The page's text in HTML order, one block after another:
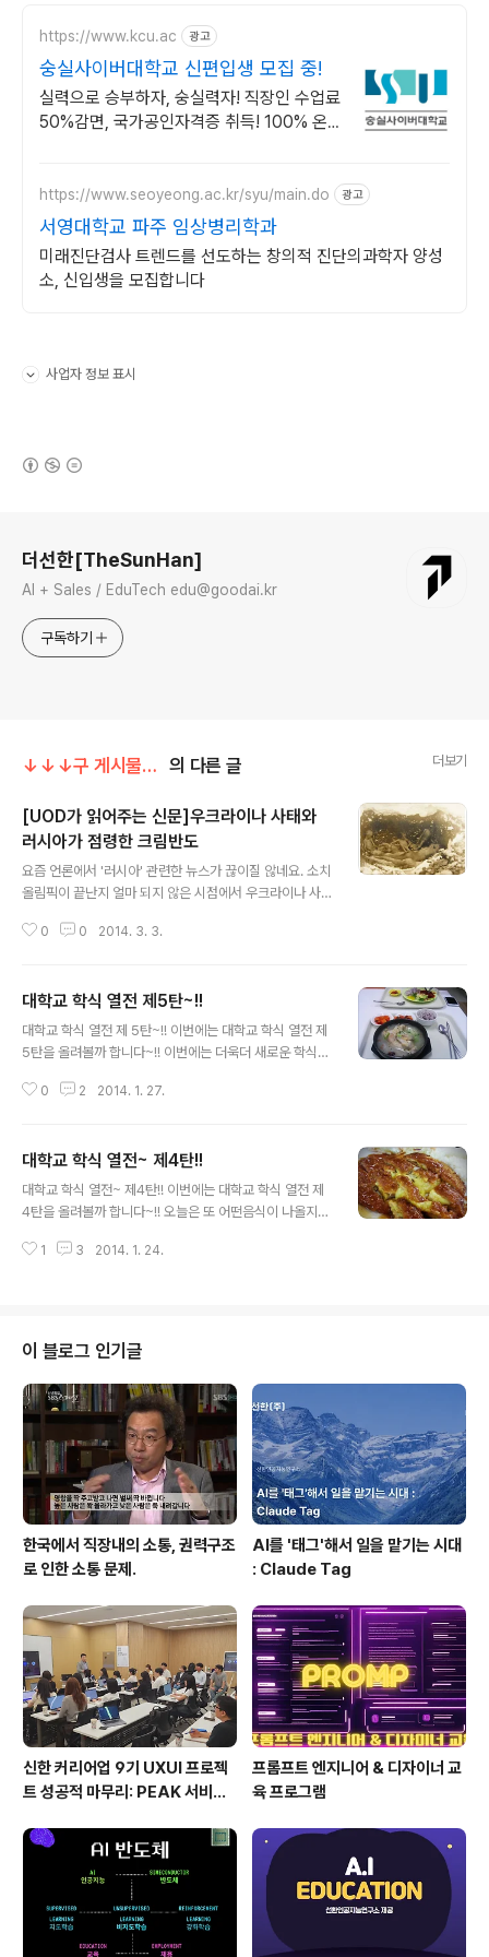
https://www.kcu.ac 광고
숭실사이버대학교 신편입생 모집 중!
실력으로 승부하자, 숭실력자! 직장인 수업료
50%감면, 국가공인자격증 취득! 100% 온
https://www.seoyeong.ac.kr/syu/main.do 광고
서영대학교 파주 임상병리학과
미래진단검사 트렌드를 선도하는 창의적 진단의과학자 양성
소, 신입생을 모집합니다
사업자 정보 표시
더선한[TheSunHan]
AI + Sales / EduTech edu@goodai.kr
구독하기
↓↓↓구 게시물↓↓↓/이슈 의 다른 글 더보기
[UOD가 읽어주는 신문]우크라이나 사태와
러시아가 점령한 크림반도
요즘 언론에서 '러시아' 관련한 뉴스가 끊이질 않네요. 소치
올림픽이 끝난지 얼마 되지 않은 시점에서 우크라이나 사
니다.연일 시위가 이어지는 일촉즉발의 상황 속에 있는 우
사태에서 가장 문제가 되는 곳은 크림자치공화국이 있는
크림반도입니다. 이 지역은 온화한 기후와 물이 따뜻한 항
구 때문에 예전부터 많은 나라들이 탐냈던 지역입니다. 오
요, 이후 계속해서 러시아의 영토였다가 1954년 당시 옛
0 0 2014. 3. 3.
대학교 학식 열전 제5탄~!!
대학교 학식 열전 제 5탄~!! 이번에는 대학교 학식 열전 제
5탄을 올려볼까 합니다~!! 이번에는 더욱더 새로운 학식
대학교~ 가격은 착하게 3500원~!! 돈까스와 삼계탕을 보
학교 역시 가격은 3500원으로 저렴한 편이고 밥이나 국으
로 봐서 학교만의 특별메뉴가 많은 것 같습니다! 탕수욕도
상당히 먹음직스럽게 생겼고 특히 저 국은 한번도 먹어보
숙명여대 학식은 굉장히 다채로운 것 같습니다! 그릇색깔
0 2 2014. 1. 27.
대학교 학식 열전~ 제4탄!!
대학교 학식 열전~ 제4탄!! 이번에는 대학교 학식 열전 제
4탄을 올려볼까 합니다~!! 오늘은 또 어떤음식이 나올지
신세계로 여러분을 초대합니다! 세종대학교~ 이게 그 말로
교~ 일단 양이 정말 풍부합니다~ 가격은 2천원~3천원으
로 상당히 싼편이고 메뉴는 다양해서 인기만점인거 같습니
다! 특히 참치김밥 정말 맛있어보입니다! 목포해양대학교~
이야~ 드디어 말로만 듣던 0원짜리 식사가 나왔습니다! 보
시다시피 목포해양대학교는 국비지원이라 학식이0원이네
요.. 근데 더욱더 놀라운 것은!! 0원을 ..
1 3 2014. 1. 24.
이 블로그 인기글
한국에서 직장내의 소통, 권력구조
로 인한 소통 문제.
AI를 '태그'해서 일을 맡기는 시대
: Claude Tag
신한 커리어업 9기 UXUI 프로젝
트 성공적 마무리: PEAK 서비스
프롬프트 엔지니어 & 디자이너 교
육 프로그램